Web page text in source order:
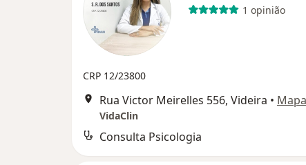
1 opinião
CRP 12/23800
Rua Victor Meirelles 556, Videira • Mapa
VidaClin
Consulta Psicologia